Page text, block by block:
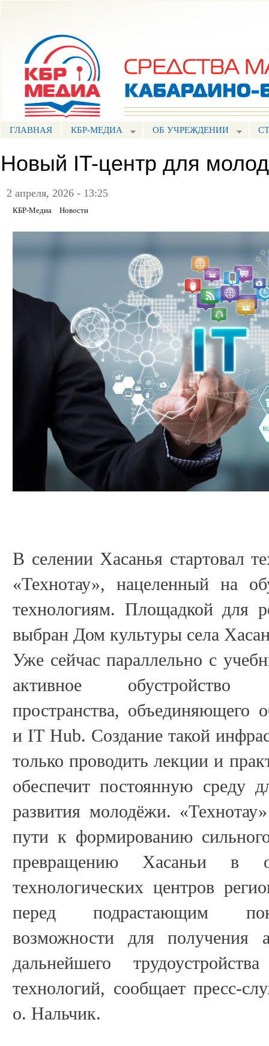
ГЛАВНАЯ КБР-МЕДИА ОБ УЧРЕЖДЕНИИ
Новый IT-центр для
2 апреля, 2026 - 13:25
КБР-Медиа Новости
В селении Хасанья стартовал
«Технотау», нацеленный на
технологиям. Площадкой для
выбран Дом культуры села
Уже сейчас параллельно с
активное обустройство
пространства, объединяющего
и IT Hub. Создание такой
только проводить лекции и
обеспечит постоянную среду
развития молодёжи.
пути к формированию
превращению Хасаньи в
технологических центров
перед подрастающим
возможности для получения
дальнейшего
технологий, сообщает пресс-
о. Нальчик.